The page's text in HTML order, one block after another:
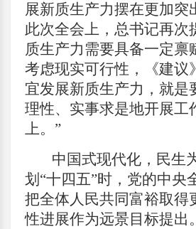
展新质生产力摆在更加突
此次全会上，总书记再次
质生产力需要具备一定禀
考虑现实可行性，《建议
宜发展新质生产力，就是
理性、实事求是地开展工
上。”
中国式现代化，民生
划“十四五”时，党的中央
把全体人民共同富裕取得
性进展作为远景目标提出。